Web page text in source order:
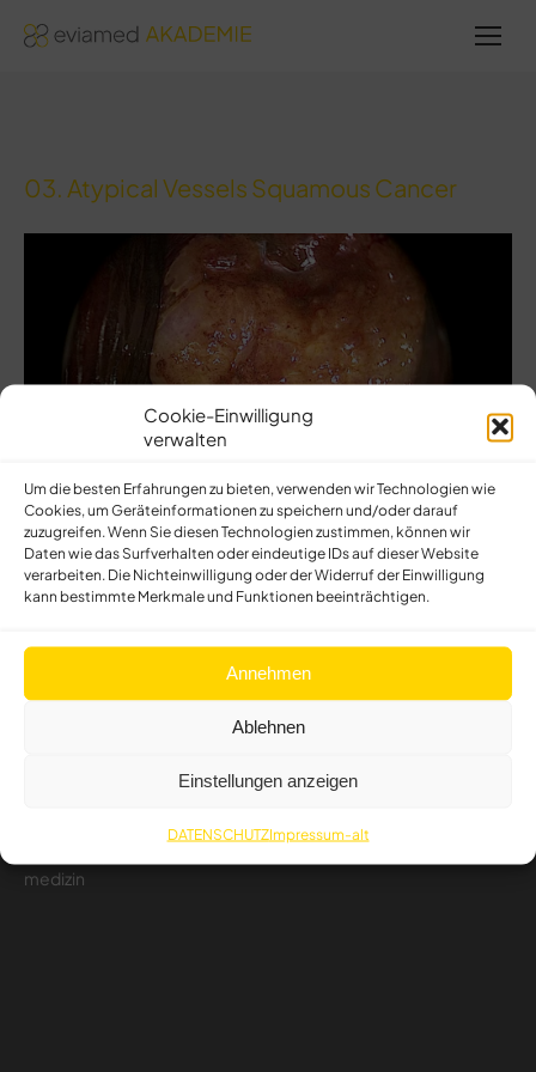
Cookie-Einwilligung
verwalten
Um die besten Erfahrungen zu bieten, verwenden wir Technologien wie
Cookies, um Geräteinformationen zu speichern und/oder darauf
zuzugreifen. Wenn Sie diesen Technologien zustimmen, können wir
Daten wie das Surfverhalten oder eindeutige IDs auf dieser Website
verarbeiten. Die Nichteinwilligung oder der Widerruf der Einwilligung
kann bestimmte Merkmale und Funktionen beeinträchtigen.
Annehmen
Ablehnen
Einstellungen anzeigen
DATENSCHUTZImpressum-alt
03. Atypical Vessels Squamous Cancer
medizin